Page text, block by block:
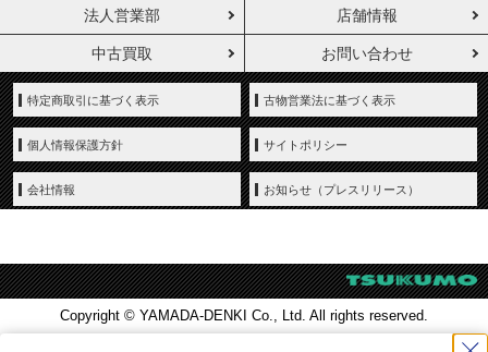
法人営業部 店舗情報
中古買取 お問い合わせ
特定商取引に基づく表示 古物営業法に基づく表示
個人情報保護方針 サイトポリシー
会社情報 お知らせ（プレスリリース）
Copyright © YAMADA-DENKI Co., Ltd. All rights reserved.